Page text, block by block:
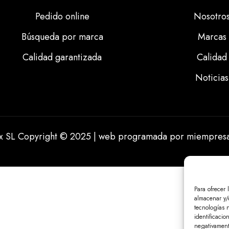
Para
almacenar
tecnologías
Pedido online
Búsqueda por marca
Calidad garantizada
Marcas
Calidad
Noticias
SL Copyright © 2025 | web programada por